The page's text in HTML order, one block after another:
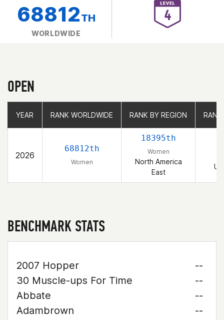
68812TH
WORLDWIDE
OPEN
YEAR RANK WORLDWIDE RANK BY REGION
2026
68812th
Women
18395th
Women
North America
East
YEAR RANK WORLDWIDE RANK BY REGION
BENCHMARK STATS
2007 Hopper
--
30 Muscle-ups For Time
--
Abbate
--
Adambrown
--